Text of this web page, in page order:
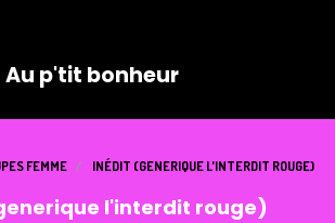
Au p'tit bonheur
FEMME INÉDIT (GENERIQUE L'INTERDIT ROUGE)
l'interdit rouge)